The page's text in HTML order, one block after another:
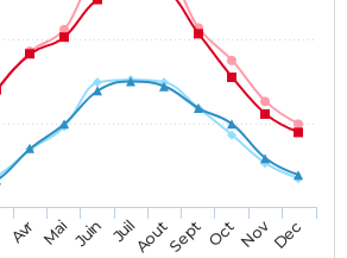
Avr Mai Juin JuilAoutSept OctNovDec